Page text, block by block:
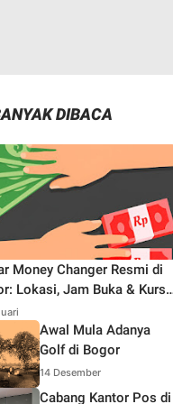
DIBACA
Money Changer Resmi di
Lokasi, Jam Buka & Kurs
Awal Mula Adanya
Golf di Bogor
14 Desember
Cabang Kantor Pos di